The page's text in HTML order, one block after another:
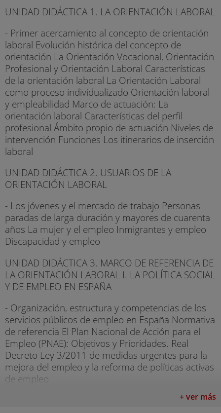
UNIDAD DIDÁCTICA 1. LA ORIENTACIÓN LABORAL
- Primer acercamiento al concepto de orientación
laboral Evolución histórica del concepto de
orientación La Orientación Vocacional, Orientación
Profesional y Orientación Laboral Características
de la orientación laboral La Orientación Laboral
como proceso individualizado Orientación laboral
y empleabilidad Marco de actuación: La
orientación laboral Características del perfil
profesional Ámbito propio de actuación Niveles de
intervención Funciones Los itinerarios de inserción
laboral
UNIDAD DIDÁCTICA 2. USUARIOS DE LA
ORIENTACIÓN LABORAL
- Los jóvenes y el mercado de trabajo Personas
paradas de larga duración y mayores de cuarenta
años La mujer y el empleo Inmigrantes y empleo
Discapacidad y empleo
UNIDAD DIDÁCTICA 3. MARCO DE REFERENCIA DE
LA ORIENTACIÓN LABORAL I. LA POLÍTICA SOCIAL
Y DE EMPLEO EN ESPAÑA
- Organización, estructura y competencias de los
servicios públicos de empleo en España Normativa
de referencia El Plan Nacional de Acción para el
Empleo (PNAE): Objetivos y Prioridades. Real
Decreto Ley 3/2011 de medidas urgentes para la
mejora del empleo y la reforma de políticas activas
de empleo
UNIDAD DIDÁCTICA 4. MARCO DE REFERENCIA DE
+ ver más